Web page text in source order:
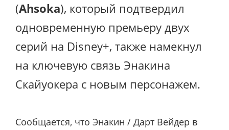
(Ahsoka), который подтвердил
одновременную премьеру двух
серий на Disney+, также намекнул
на ключевую связь Энакина
Скайуокера с новым персонажем.
Сообщается, что Энакин / Дарт Вейдер в